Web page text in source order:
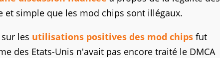
simple que les mod chips sont illégaux.
les utilisations positives des mod chips fut
des Etats-Unis n'avait pas encore traité le DMCA